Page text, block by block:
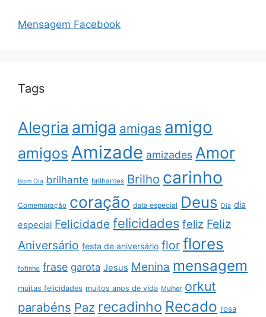
Mensagem Facebook
Tags
Alegria amiga amigas amigo
amigos Amizade amizades Amor
Bom Dia brilhante brilhantes Brilho carinho
Comemoração coração data especial Deus Dia dia
especial Felicidade felicidades feliz Feliz
Aniversário festa de aniversário flor flores
fofinho frase garota Jesus Menina mensagem
muitas felicidades muitos anos de vida Mulher orkut
parabéns Paz recadinho Recado rosa